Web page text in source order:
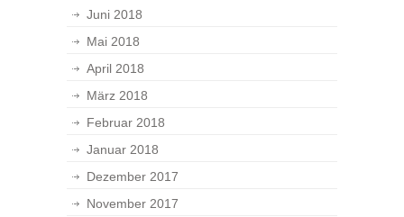
Juni 2018
Mai 2018
April 2018
März 2018
Februar 2018
Januar 2018
Dezember 2017
November 2017